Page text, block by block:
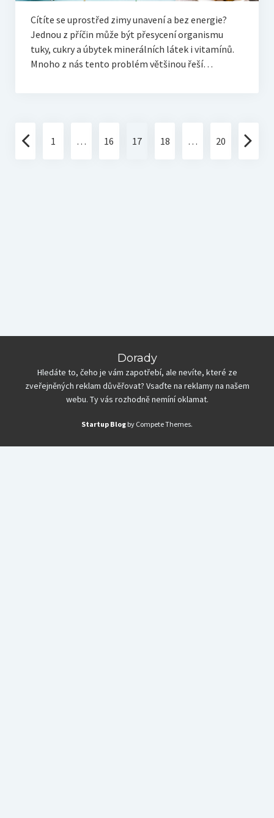
Cítíte se uprostřed zimy unavení a bez energie?
Jednou z příčin může být přesycení organismu
tuky, cukry a úbytek minerálních látek i vitamínů.
Mnoho z nás tento problém většinou řeší…
příspěvků
1 … 16 17 18 … 20
Dorady
Hledáte to, čeho je vám zapotřebí, ale nevíte, které ze
zveřejněných reklam důvěřovat? Vsaďte na reklamy na našem
webu. Ty vás rozhodně nemíní oklamat.
Startup Blog by Compete Themes.